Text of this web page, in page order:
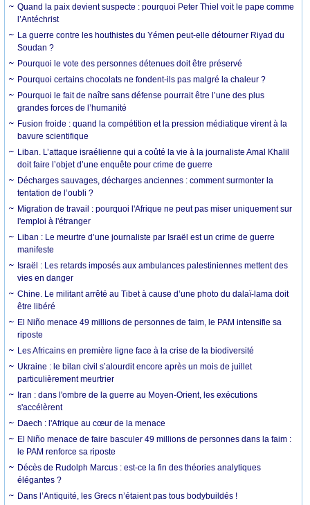
Quand la paix devient suspecte : pourquoi Peter Thiel voit le pape comme
l’Antéchrist
La guerre contre les houthistes du Yémen peut-elle détourner Riyad du
Soudan ?
Pourquoi le vote des personnes détenues doit être préservé
Pourquoi certains chocolats ne fondent-ils pas malgré la chaleur ?
Pourquoi le fait de naître sans défense pourrait être l’une des plus
grandes forces de l’humanité
Fusion froide : quand la compétition et la pression médiatique virent à la
bavure scientifique
Liban. L’attaque israélienne qui a coûté la vie à la journaliste Amal Khalil
doit faire l’objet d’une enquête pour crime de guerre
Décharges sauvages, décharges anciennes : comment surmonter la
tentation de l’oubli ?
Migration de travail : pourquoi l'Afrique ne peut pas miser uniquement sur
l'emploi à l'étranger
Liban : Le meurtre d’une journaliste par Israël est un crime de guerre
manifeste
Israël : Les retards imposés aux ambulances palestiniennes mettent des
vies en danger
Chine. Le militant arrêté au Tibet à cause d’une photo du dalaï-lama doit
être libéré
El Niño menace 49 millions de personnes de faim, le PAM intensifie sa
riposte
Les Africains en première ligne face à la crise de la biodiversité
Ukraine : le bilan civil s’alourdit encore après un mois de juillet
particulièrement meurtrier
Iran : dans l'ombre de la guerre au Moyen-Orient, les exécutions
s'accélèrent
Daech : l'Afrique au cœur de la menace
El Niño menace de faire basculer 49 millions de personnes dans la faim :
le PAM renforce sa riposte
Décès de Rudolph Marcus : est-ce la fin des théories analytiques
élégantes ?
Dans l’Antiquité, les Grecs n’étaient pas tous bodybuildés !